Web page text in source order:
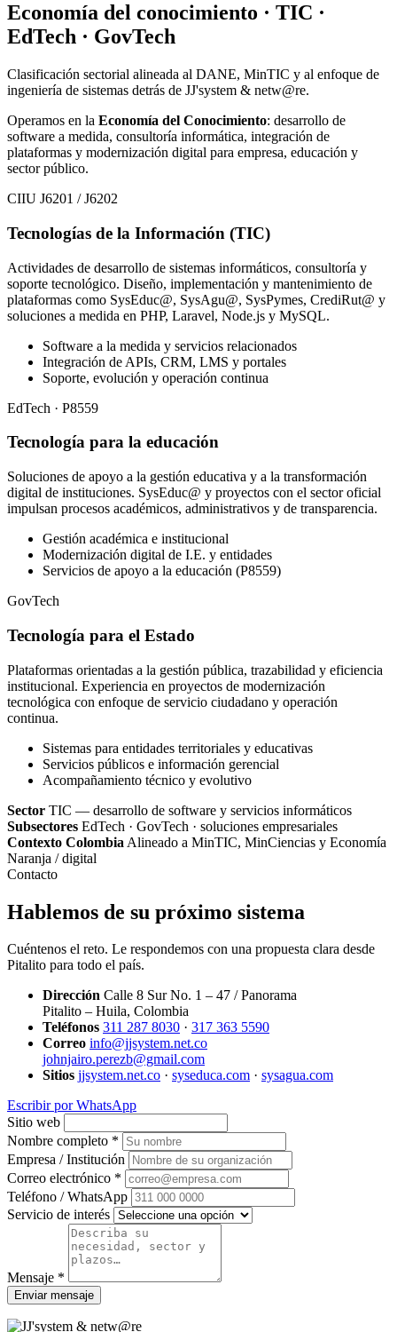
Economía del conocimiento · TIC ·
EdTech · GovTech
Clasificación sectorial alineada al DANE, MinTIC y al enfoque de
ingeniería de sistemas detrás de JJ'system & netw@re.
Operamos en la Economía del Conocimiento: desarrollo de
software a medida, consultoría informática, integración de
plataformas y modernización digital para empresa, educación y
sector público.
CIIU J6201 / J6202
Tecnologías de la Información (TIC)
Actividades de desarrollo de sistemas informáticos, consultoría y
soporte tecnológico. Diseño, implementación y mantenimiento de
plataformas como SysEduc@, SysAgu@, SysPymes, CrediRut@ y
soluciones a medida en PHP, Laravel, Node.js y MySQL.
Software a la medida y servicios relacionados
Integración de APIs, CRM, LMS y portales
Soporte, evolución y operación continua
EdTech · P8559
Tecnología para la educación
Soluciones de apoyo a la gestión educativa y a la transformación
digital de instituciones. SysEduc@ y proyectos con el sector oficial
impulsan procesos académicos, administrativos y de transparencia.
Gestión académica e institucional
Modernización digital de I.E. y entidades
Servicios de apoyo a la educación (P8559)
GovTech
Tecnología para el Estado
Plataformas orientadas a la gestión pública, trazabilidad y eficiencia
institucional. Experiencia en proyectos de modernización
tecnológica con enfoque de servicio ciudadano y operación
continua.
Sistemas para entidades territoriales y educativas
Servicios públicos e información gerencial
Acompañamiento técnico y evolutivo
Sector TIC — desarrollo de software y servicios informáticos
Subsectores EdTech · GovTech · soluciones empresariales
Contexto Colombia Alineado a MinTIC, MinCiencias y Economía
Naranja / digital
Contacto
Hablemos de su próximo sistema
Cuéntenos el reto. Le respondemos con una propuesta clara desde
Pitalito para todo el país.
Dirección Calle 8 Sur No. 1 – 47 / Panorama
Pitalito – Huila, Colombia
Teléfonos 311 287 8030 · 317 363 5590
Correo info@jjsystem.net.co
johnjairo.perezb@gmail.com
Sitios jjsystem.net.co · syseduca.com · sysagua.com
Escribir por WhatsApp
Sitio web
Nombre completo *
Empresa / Institución
Correo electrónico *
Teléfono / WhatsApp
Servicio de interés
Mensaje *
Enviar mensaje